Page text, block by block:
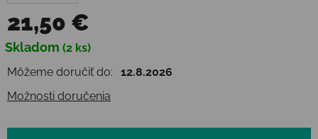
21,50 €
Jednotková cena:
Skladom (2 ks)
Môžeme doručiť do:
12.8.2026
Možnosti doručenia